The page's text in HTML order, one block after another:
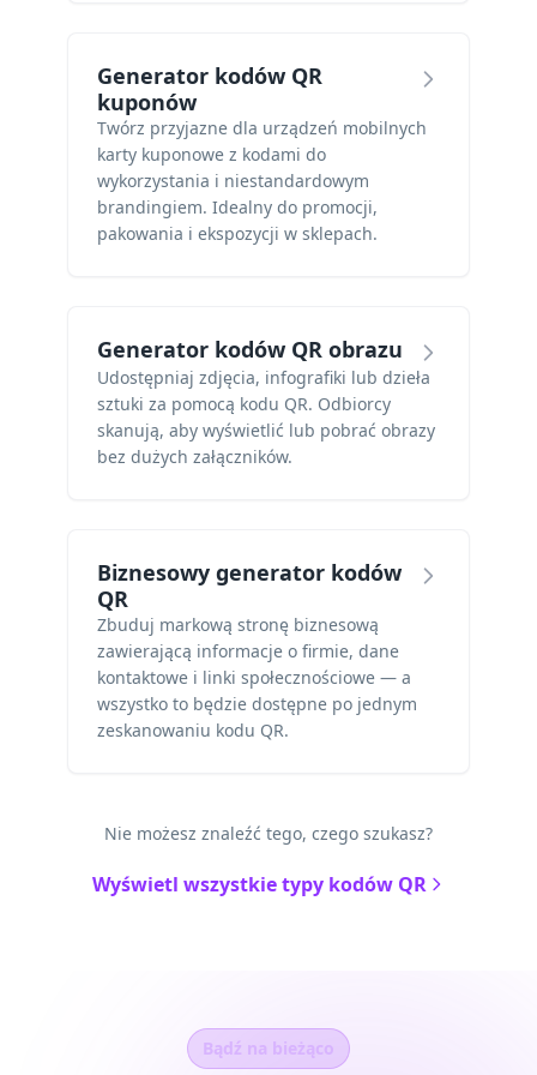
Generator kodów QR
kuponów
Twórz przyjazne dla urządzeń mobilnych
karty kuponowe z kodami do
wykorzystania i niestandardowym
brandingiem. Idealny do promocji,
pakowania i ekspozycji w sklepach.
Generator kodów QR obrazu
Udostępniaj zdjęcia, infografiki lub dzieła
sztuki za pomocą kodu QR. Odbiorcy
skanują, aby wyświetlić lub pobrać obrazy
bez dużych załączników.
Biznesowy generator kodów
QR
Zbuduj markową stronę biznesową
zawierającą informacje o firmie, dane
kontaktowe i linki społecznościowe — a
wszystko to będzie dostępne po jednym
zeskanowaniu kodu QR.
Nie możesz znaleźć tego, czego szukasz?
Wyświetl wszystkie typy kodów QR
Bądź na bieżąco